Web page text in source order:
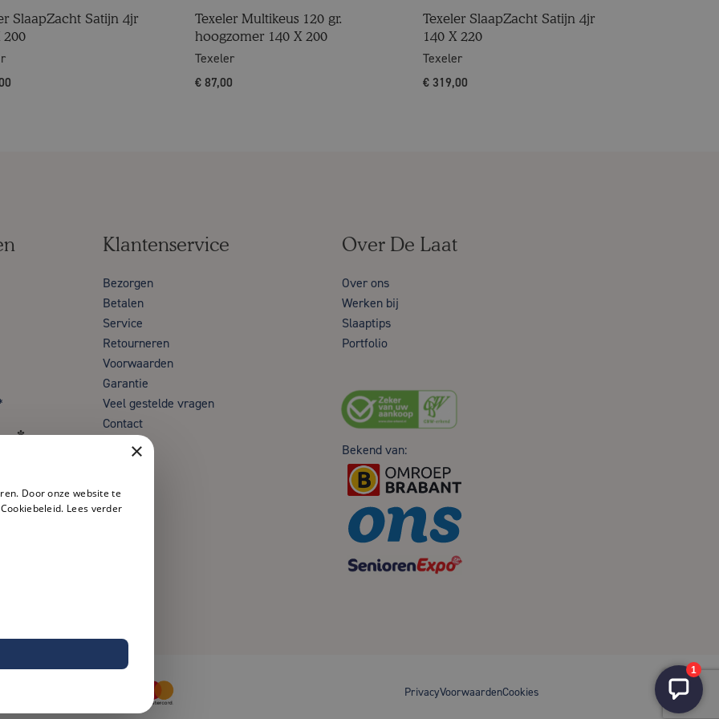
SlaapZacht Satijn 4jr
200
Texeler Multikeus 120 gr.
hoogzomer 140 X 200
Texeler
€87,00
Texeler SlaapZacht Satijn 4jr
140 X 220
Texeler
€ 319,00
Klantenservice
Bezorgen
Betalen
Service
Retourneren
Voorwaarden
Garantie
Veel gestelde vragen
Contact
Over De Laat
Over ons
Werken bij
Slaaptips
Portfolio
Bekend van:
PrivacyVoorwaardenCookies
×
Door onze website te
Lees verder